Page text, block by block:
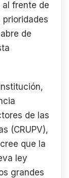
al frente de
prioridades
de
de las
(CRUPV),
que la
ley
grandes